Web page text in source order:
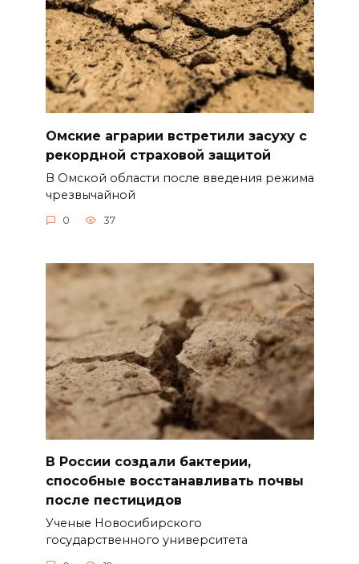
Омские аграрии встретили засуху с
рекордной страховой защитой
В Омской области после введения режима
чрезвычайной
0 37
В России создали бактерии,
способные восстанавливать почвы
после пестицидов
Ученые Новосибирского
государственного университета